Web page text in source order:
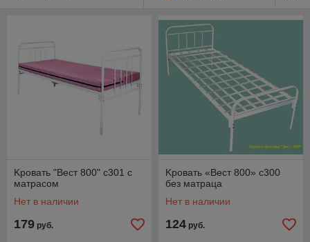
Kровать "Вест 800" с301 с
матрасом
Нет в наличии
179 руб.
Kровать «Вест 800» с300
без матраца
Нет в наличии
124 руб.